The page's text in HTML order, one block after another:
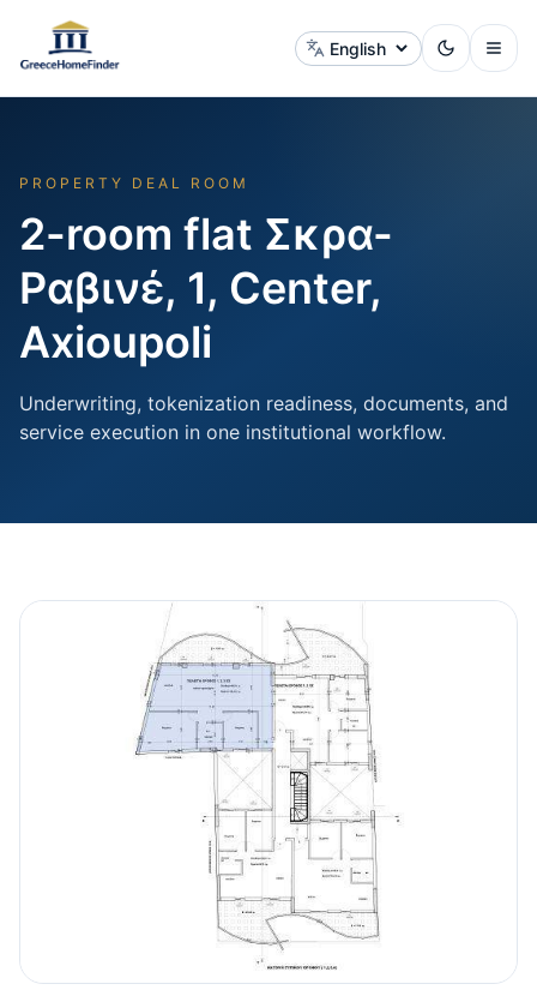
Change language
PROPERTY DEAL ROOM
2-room flat Σκρα-
Ραβινέ, 1, Center,
Axioupoli
Underwriting, tokenization readiness, documents, and
service execution in one institutional workflow.